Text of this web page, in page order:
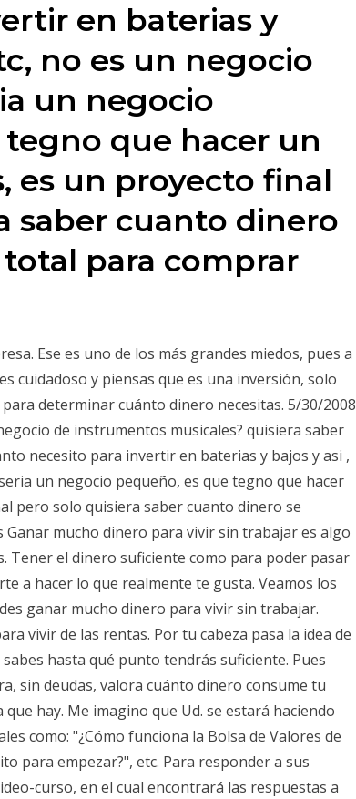
en baterias y
no es un negocio
un negocio
que hacer un
es un proyecto final
saber cuanto dinero
para comprar
Ese es uno de los más grandes miedos, pues a
cuidadoso y piensas que es una inversión, solo
determinar cuánto dinero necesitas. 5/30/2008
de instrumentos musicales? quisiera saber
necesito para invertir en baterias y bajos y asi ,
un negocio pequeño, es que tegno que hacer
pero solo quisiera saber cuanto dinero se
mucho dinero para vivir sin trabajar es algo
Tener el dinero suficiente como para poder pasar
a hacer lo que realmente te gusta. Veamos los
ganar mucho dinero para vivir sin trabajar.
vivir de las rentas. Por tu cabeza pasa la idea de
hasta qué punto tendrás suficiente. Pues
sin deudas, valora cuánto dinero consume tu
hay. Me imagino que Ud. se estará haciendo
como: "¿Cómo funciona la Bolsa de Valores de
para empezar?", etc. Para responder a sus
curso, en el cual encontrará las respuestas a